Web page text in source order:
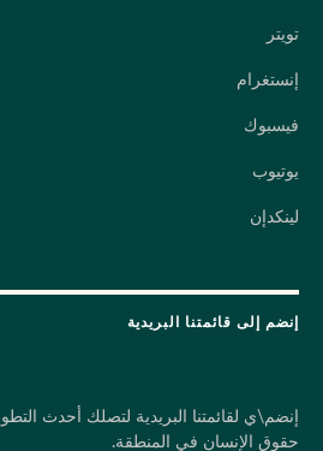
تويتر
إنستغرام
فيسبوك
يوتيوب
لينكدإن
إنضم إلى قائمتنا البريدية
إنضم\ي لقائمتنا البريدية لتصلك أحدث
حقوق الإنسان في المنطقة.